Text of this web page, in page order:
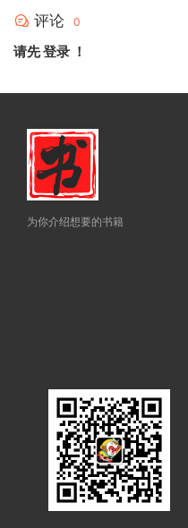
评论 0
请先登录 ！
为你介绍想要的书籍